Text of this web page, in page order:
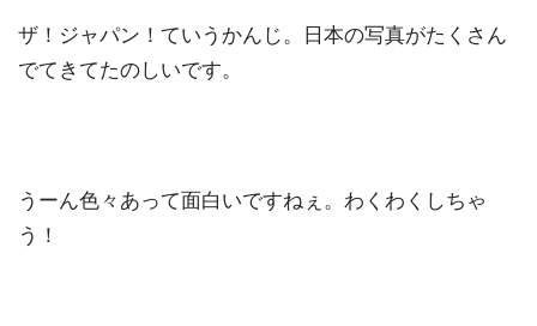
ザ！ジャパン！ていうかんじ。日本の写真がたくさん
でてきてたのしいです。
うーん色々あって面白いですねぇ。わくわくしちゃ
う！